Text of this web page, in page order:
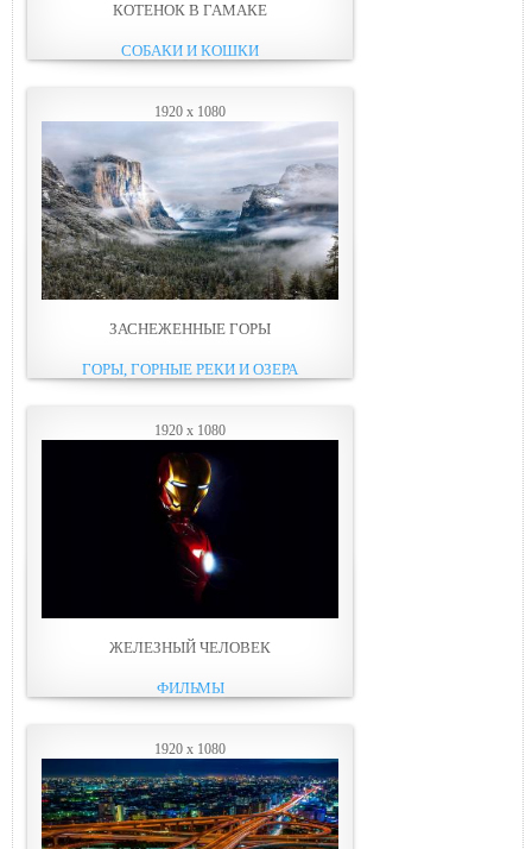
КОТЕНОК В ГАМАКЕ
СОБАКИ И КОШКИ
1920 x 1080
ЗАСНЕЖЕННЫЕ ГОРЫ
ГОРЫ, ГОРНЫЕ РЕКИ И ОЗЕРА
1920 x 1080
ЖЕЛЕЗНЫЙ ЧЕЛОВЕК
ФИЛЬМЫ
1920 x 1080